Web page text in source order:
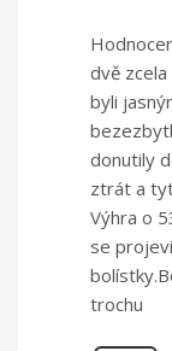
dvě
byli
donutily
ztrát a
Výhra o
se
trochu